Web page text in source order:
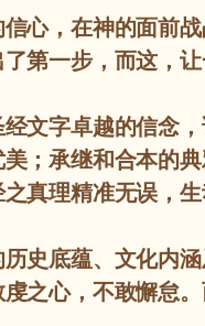
心，在神的面前
第一步，而这，
文字卓越的信念
；承继和合本的
真理精准无误，生
史底蕴、文化内
之心，不敢懈怠